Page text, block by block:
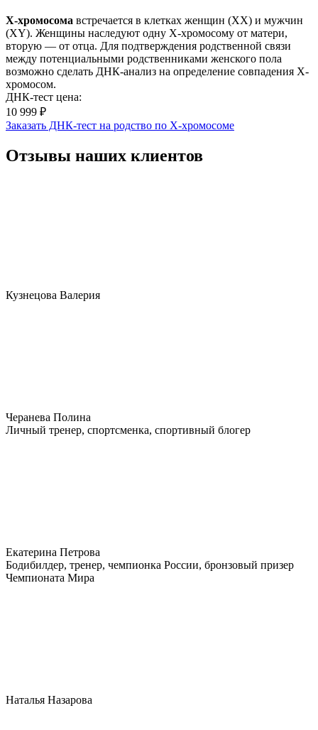
Х-хромосома встречается в клетках женщин (XX) и мужчин
(ХY). Женщины наследуют одну Х-хромосому от матери,
вторую — от отца. Для подтверждения родственной связи
между потенциальными родственниками женского пола
возможно сделать ДНК-анализ на определение совпадения Х-
хромосом.
ДНК-тест цена:
10 999 ₽
Заказать ДНК-тест на родство по X-хромосоме
Отзывы наших клиентов
Кузнецова Валерия
Черанева Полина
Личный тренер, спортсменка, спортивный блогер
Екатерина Петрова
Бодибилдер, тренер, чемпионка России, бронзовый призер
Чемпионата Мира
Наталья Назарова